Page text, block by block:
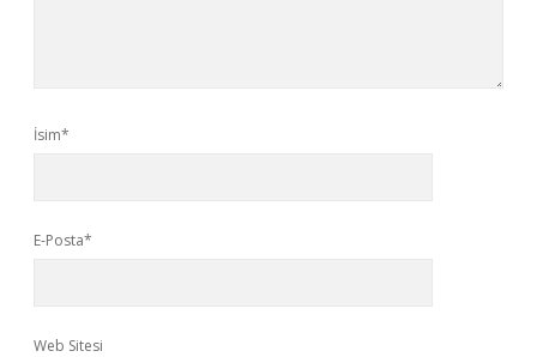
İsim*
E-Posta*
Web Sitesi